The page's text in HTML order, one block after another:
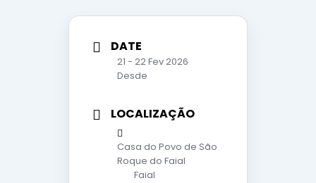
DATE
21 - 22 Fev 2026
Desde
LOCALIZAÇÃO
Casa do Povo de São
Roque do Faial
Faial